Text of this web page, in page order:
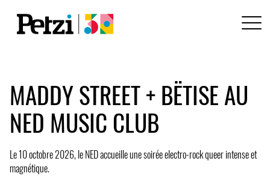
MADDY STREET + BËTISE AU
NED MUSIC CLUB
Le 10 octobre 2026, le NED accueille une soirée electro-rock queer intense et
magnétique.